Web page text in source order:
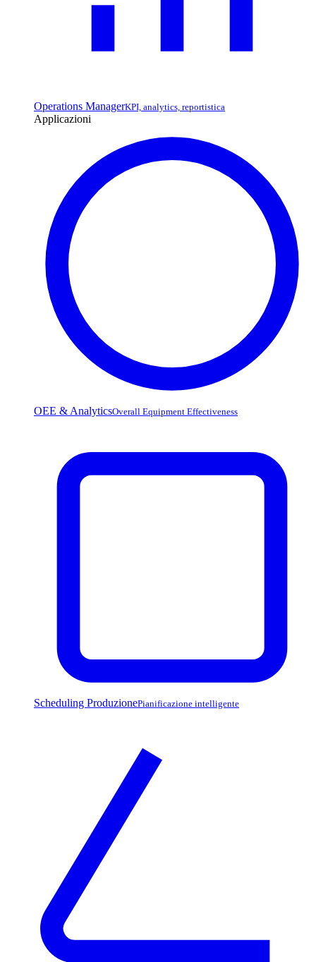
Operations ManagerKPI, analytics, reportistica
Applicazioni
OEE & AnalyticsOverall Equipment Effectiveness
Scheduling ProduzionePianificazione intelligente